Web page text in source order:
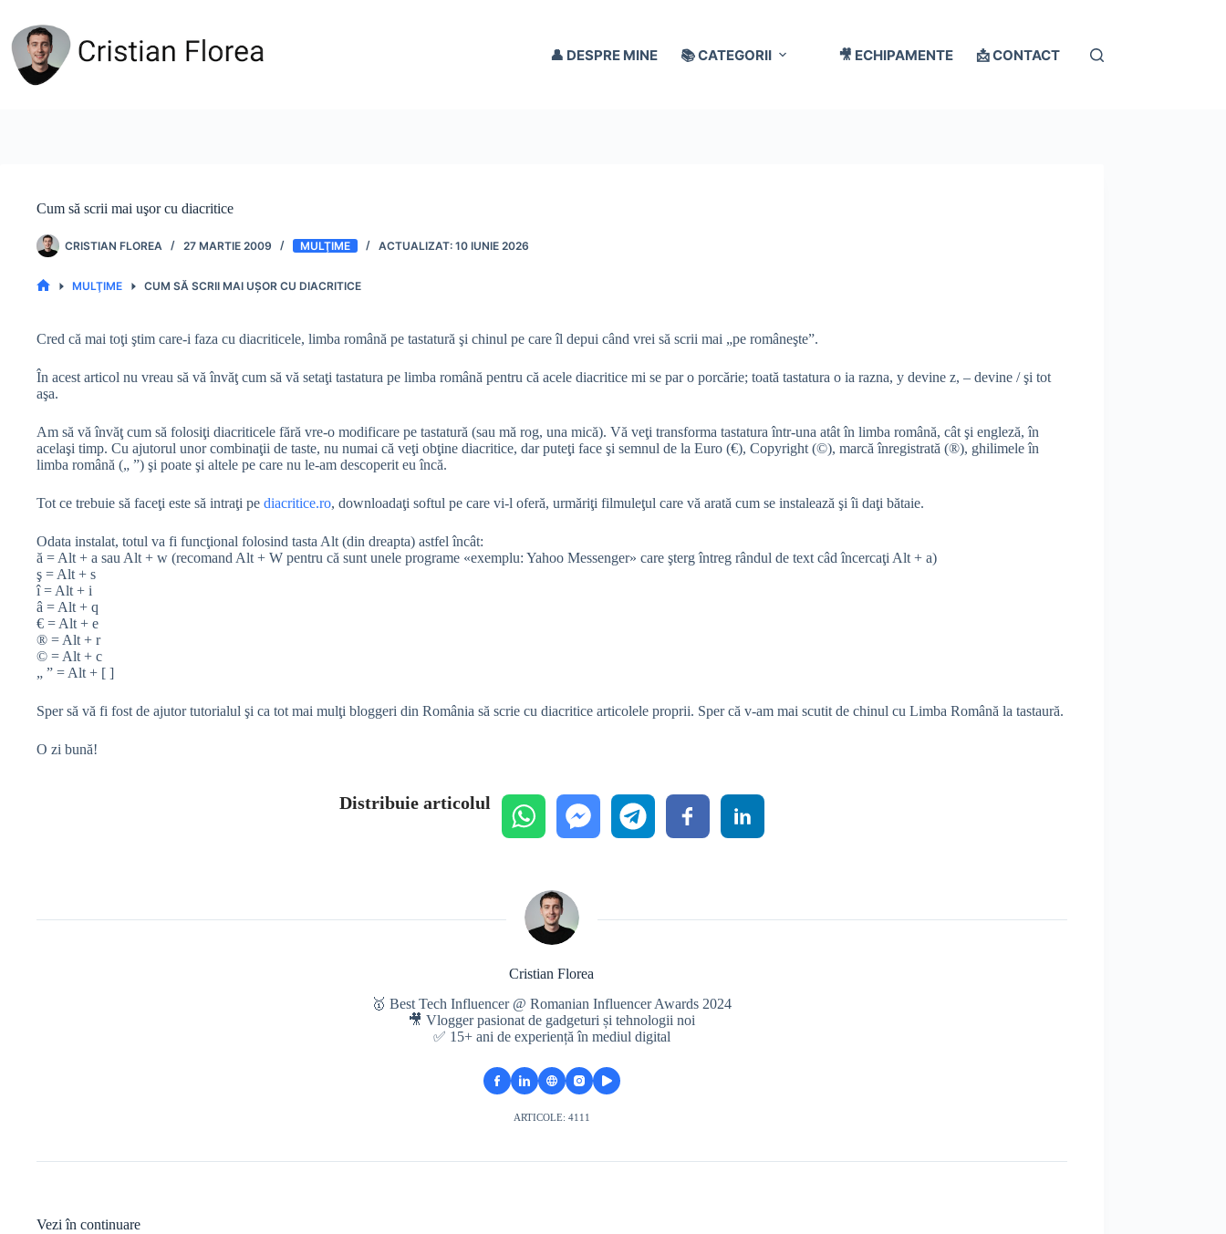
conținut
👤 DESPRE MINE 📚 CATEGORII 🎥 ECHIPAMENTE 📩 CONTACT
Cum să scrii mai uşor cu diacritice
CRISTIAN FLOREA 27 MARTIE 2009 MULŢIME 10 IUNIE 2026
MULŢIME CUM SĂ SCRII MAI UŞOR CU DIACRITICE
Cred că mai toţi ştim care-i faza cu diacriticele, limba română pe tastatură şi chinul pe care îl depui când vrei să scrii mai „pe româneşte”.
În acest articol nu vreau să vă învăţ cum să vă setaţi tastatura pe limba română pentru că acele diacritice mi se par o porcărie; toată tastatura o ia razna, y devine z, – devine / şi tot
aşa.
Am să vă învăţ cum să folosiţi diacriticele fără vre-o modificare pe tastatură (sau mă rog, una mică). Vă veţi transforma tastatura într-una atât în limba română, cât şi engleză, în
acelaşi timp. Cu ajutorul unor combinaţii de taste, nu numai că veţi obţine diacritice, dar puteţi face şi semnul de la Euro (€), Copyright (©), marcă înregistrată (®), ghilimele în
limba română („ ”) şi poate şi altele pe care nu le-am descoperit eu încă.
Tot ce trebuie să faceţi este să intraţi pe diacritice.ro, downloadaţi softul pe care vi-l oferă, urmăriţi filmuleţul care vă arată cum se instalează şi îi daţi bătaie.
Odata instalat, totul va fi funcţional folosind tasta Alt (din dreapta) astfel încât:
ă = Alt + a sau Alt + w (recomand Alt + W pentru că sunt unele programe «exemplu: Yahoo Messenger» care şterg întreg rândul de text câd încercaţi Alt + a)
ş = Alt + s
î = Alt + i
â = Alt + q
€ = Alt + e
® = Alt + r
© = Alt + c
„ ” = Alt + [ ]
Sper să vă fi fost de ajutor tutorialul şi ca tot mai mulţi bloggeri din România să scrie cu diacritice articolele proprii. Sper că v-am mai scutit de chinul cu Limba Română la tastaură.
O zi bună!
Distribuie articolul
Cristian Florea
🥇 Best Tech Influencer @ Romanian Influencer Awards 2024
🎥 Vlogger pasionat de gadgeturi și tehnologii noi
✅ 15+ ani de experiență în mediul digital
ARTICOLE: 4111
Vezi în continuare